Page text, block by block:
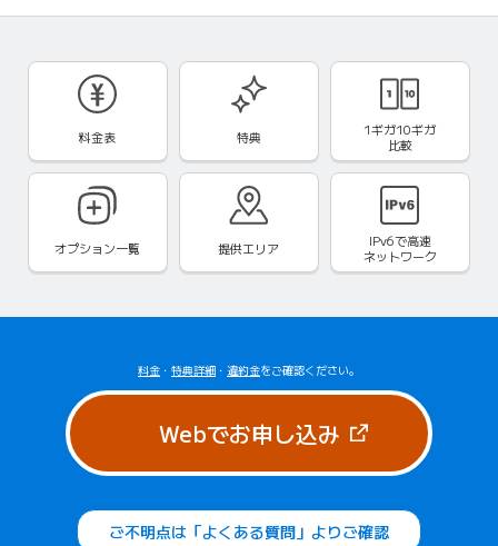
料金表 特典
1ギガ10ギガ
比較
オプション一覧 提供エリア IPv6で高速
ネットワーク
料金 ・ 特典詳細 ・ 違約金をご確認ください。
Webでお申し込み（新しいタブ
ご不明点は「よくある質問」よりご確認